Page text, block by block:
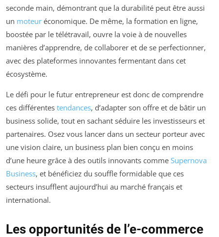
seconde main, démontrant que la durabilité peut être aussi
un moteur économique. De même, la formation en ligne,
boostée par le télétravail, ouvre la voie à de nouvelles
manières d’apprendre, de collaborer et de se perfectionner,
avec des plateformes innovantes fermentant dans cet
écosystème.
Le défi pour le futur entrepreneur est donc de comprendre
ces différentes tendances, d’adapter son offre et de bâtir un
business solide, tout en sachant séduire les investisseurs et
partenaires. Osez vous lancer dans un secteur porteur avec
une vision claire, un business plan bien conçu en moins
d’une heure grâce à des outils innovants comme Supernova
Business, et bénéficiez du souffle formidable que ces
secteurs insufflent aujourd’hui au marché français et
international.
Les opportunités de l’e-commerce